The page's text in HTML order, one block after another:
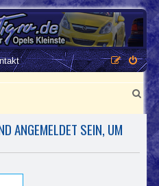
Corsa und Tigra
S
u
h
ANGEMELDET SEIN, UM